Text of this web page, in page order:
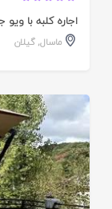
اجاره کلبه با
ماسال,گیلان